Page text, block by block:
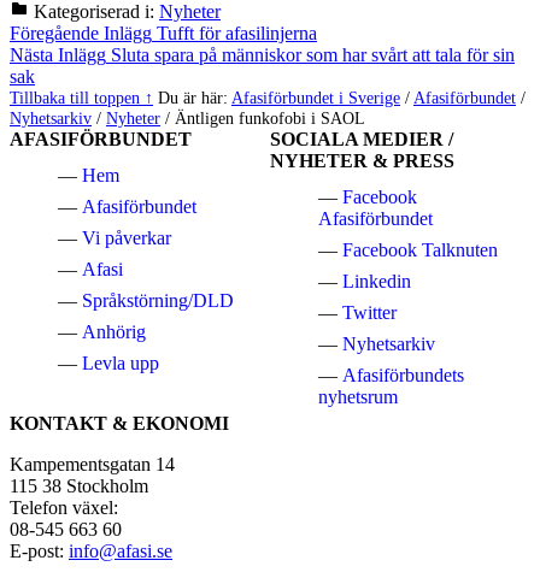
Kategoriserad i: Nyheter
Hoppa
tillbaka
till
huvudnavigeringen
Inläggsnavigering
Föregående Inlägg Tufft för afasilinjerna
Nästa Inlägg Sluta spara på människor som har svårt att tala för sin
sak
Tillbaka till toppen ↑ Du är här: Afasiförbundet i Sverige / Afasiförbundet /
Nyhetsarkiv / Nyheter / Äntligen funkofobi i SAOL
AFASIFÖRBUNDET
Hem
Afasiförbundet
Vi påverkar
Afasi
Språkstörning/DLD
Anhörig
Levla upp
SOCIALA MEDIER /
NYHETER & PRESS
Facebook
Afasiförbundet
Facebook Talknuten
Linkedin
Twitter
Nyhetsarkiv
Afasiförbundets
nyhetsrum
KONTAKT & EKONOMI
Kampementsgatan 14
115 38 Stockholm
Telefon växel:
08-545 663 60
E-post: info@afasi.se